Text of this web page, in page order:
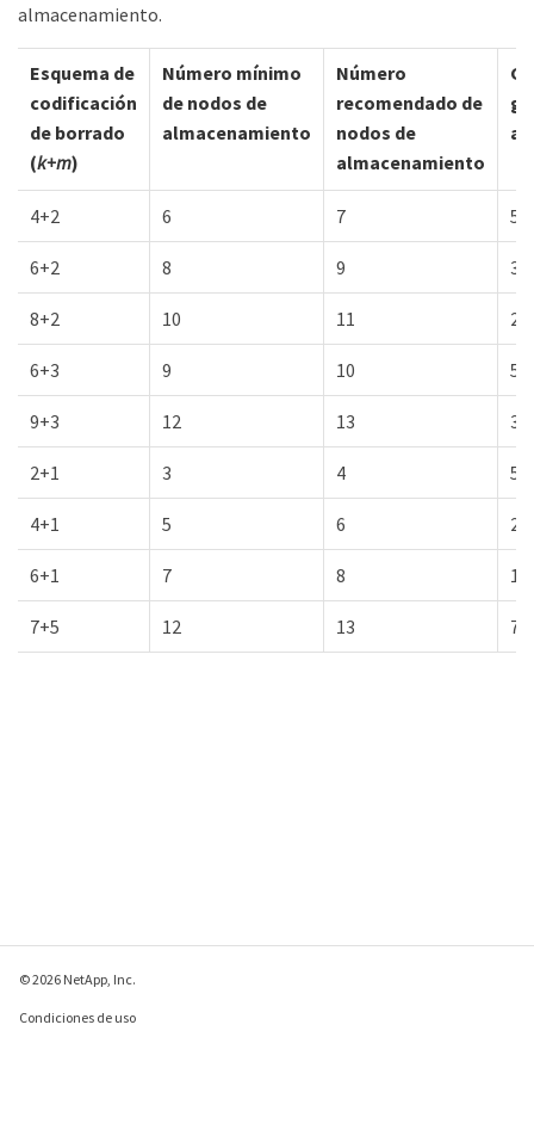
almacenamiento.
Esquema de
codificación
de borrado
(k+m)
Número mínimo
de nodos de
almacenamiento
Número
recomendado de
nodos de
almacenamiento
4+2 6 7 50
6+2 8 9 33
8+2 10 11
6+3 9 10 50
9+3 12 13 33
2+1 3 4 50
4+1 5 6
6+1 7 8
7+5 12 13
© 2026 NetApp, Inc.
Condiciones de uso